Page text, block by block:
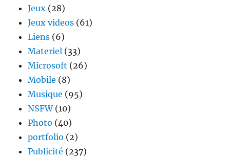
Jeux (28)
Jeux videos (61)
Liens (6)
Materiel (33)
Microsoft (26)
Mobile (8)
Musique (95)
NSFW(10)
Photo (40)
portfolio (2)
Publicité (237)